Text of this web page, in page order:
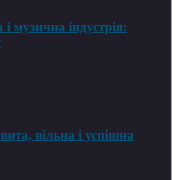
музична індустрія:
вільна і успішна